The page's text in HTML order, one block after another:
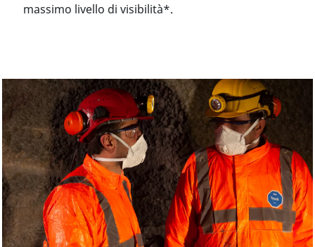
massimo livello di visibilità*.